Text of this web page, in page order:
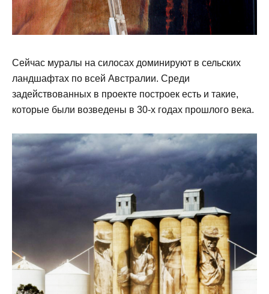
Сейчас муралы на силосах доминируют в сельских
ландшафтах по всей Австралии. Среди
задействованных в проекте построек есть и такие,
которые были возведены в 30-х годах прошлого века.